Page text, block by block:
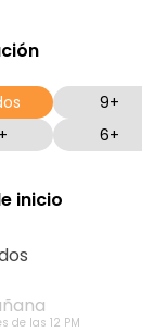
9+
6+
inicio
de las 12 PM